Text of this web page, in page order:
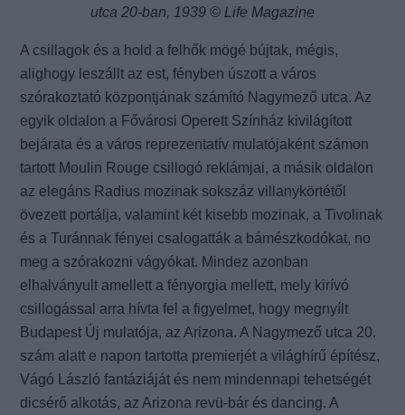
utca 20-ban, 1939 © Life Magazine
A csillagok és a hold a felhők mögé bújtak, mégis,
alighogy leszállt az est, fényben úszott a város
szórakoztató központjának számító Nagymező utca. Az
egyik oldalon a Fővárosi Operett Színház kivilágított
bejárata és a város reprezentatív mulatójaként számon
tartott Moulin Rouge csillogó reklámjai, a másik oldalon
az elegáns Radius mozinak sokszáz villanykörtétől
övezett portálja, valamint két kisebb mozinak, a Tivolinak
és a Turánnak fényei csalogatták a bámészkodókat, no
meg a szórakozni vágyókat. Mindez azonban
elhalványult amellett a fényorgia mellett, mely kirívó
csillogással arra hívta fel a figyelmet, hogy megnyílt
Budapest Új mulatója, az Arizona. A Nagymező utca 20.
szám alatt e napon tartotta premierjét a világhírű építész,
Vágó László fantáziáját és nem mindennapi tehetségét
dicsérő alkotás, az Arizona revü-bár és dancing. A